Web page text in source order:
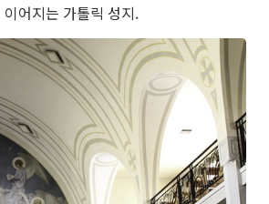
이어지는 가톨릭 성지.